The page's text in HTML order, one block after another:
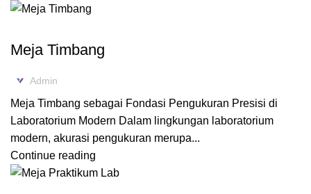
Meja Timbang
Admin
Meja Timbang sebagai Fondasi Pengukuran Presisi di
Laboratorium Modern Dalam lingkungan laboratorium
modern, akurasi pengukuran merupa...
Continue reading